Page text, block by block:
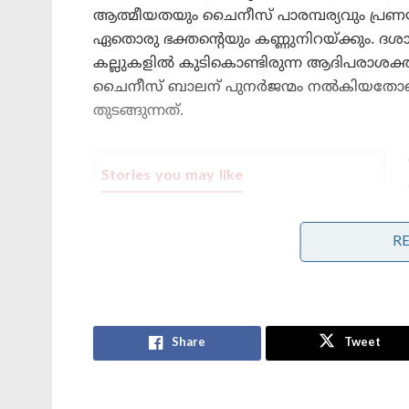
ആത്മീയതയും ചൈനീസ് പാരമ്പര്യവും
ഏതൊരു ഭക്തന്റെയും കണ്ണുനിറയ്ക്കും.
കല്ലുകളിൽ കുടികൊണ്ടിരുന്ന
ചൈനീസ് ബാലന് പുനർജന്മം
തുടങ്ങുന്നത്.
Stories you may like
കത്തിക്കുന്നു. ഭഗവതി ഇവിടെ
Share Tweet